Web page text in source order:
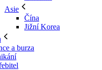
Asie
Čína
Jižní Korea
a burza